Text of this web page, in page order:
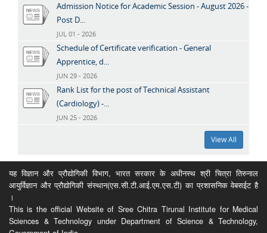
Admission Notice for Academic Session - August 2026 -
Post D...
JUL 01 - 2026
Schedule of Certificate verification - General
Apprentice, d...
JUN 29 - 2026
Rank List for the post of Technical Assistant
(Cardiology) -...
JUN 25 - 2026
View All
यह विज्ञान और प्रौद्योगिकी विभाग, भारत सरकार के अधीनस्थ श्री चित्रा तिरुनाल
आयुर्विज्ञान और प्रौद्योगिकी संस्थान(एस.सी.टी.आई.एम.एस.टी) का प्रशासनिक वेबसईट है
।
This is the official Website of Sree Chitra Tirunal Institute for Medical
Sciences & Technology under Department of Science & Technology,